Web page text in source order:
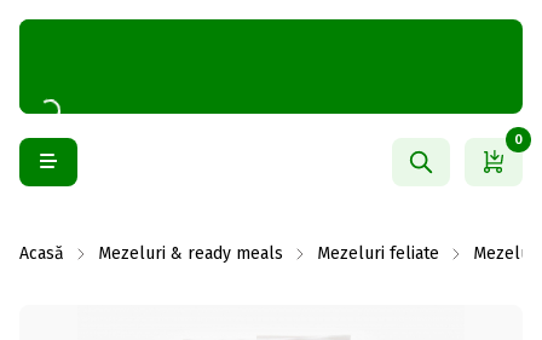
0
Acasă Mezeluri & ready meals Mezeluri feliate